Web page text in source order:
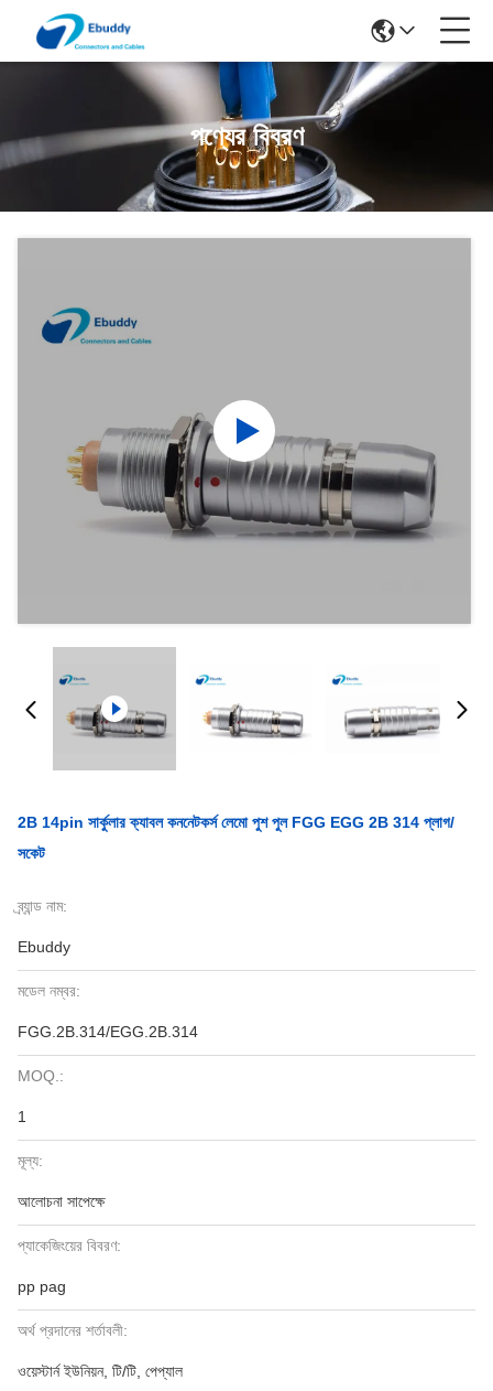
পণ্যের বিবরণ
2B 14pin সার্কুলার ক্যাবল কননেটকর্স লেমো পুশ পুল FGG EGG 2B 314 প্লাগ/
সকেট
ব্র্যান্ড নাম:
Ebuddy
মডেল নম্বর:
FGG.2B.314/EGG.2B.314
MOQ.:
1
মূল্য:
আলোচনা সাপেক্ষে
প্যাকেজিংয়ের বিবরণ:
pp pag
অর্থ প্রদানের শর্তাবলী:
ওয়েস্টার্ন ইউনিয়ন, টি/টি, পেপ্যাল